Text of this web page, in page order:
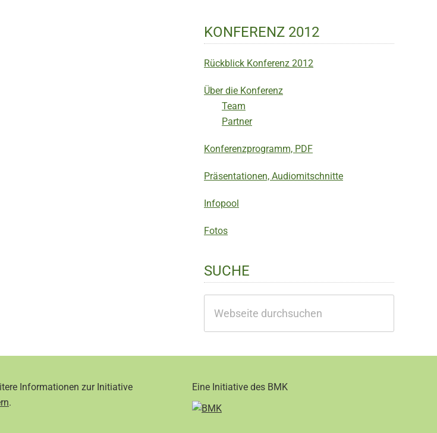
KONFERENZ 2012
Rückblick Konferenz 2012
Über die Konferenz
Team
Partner
Konferenzprogramm, PDF
Präsentationen, Audiomitschnitte
Infopool
Fotos
SUCHE
durchsuchen
Informationen zur Initiative
.
Eine Initiative des BMK